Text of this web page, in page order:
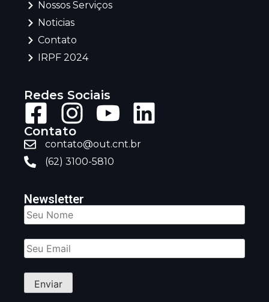
Nossos Serviços
Noticias
Contato
IRPF 2024
Redes Sociais
Contato
contato@out.cnt.br
(62) 3100-5810
Newsletter